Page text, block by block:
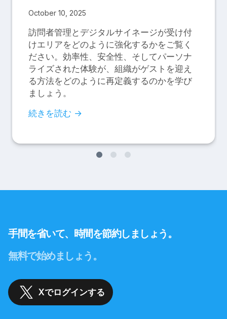
October 10, 2025
訪問者管理とデジタルサイネージが受け付
けエリアをどのように強化するかをご覧く
ださい。効率性、安全性、そしてパーソナ
ライズされた体験が、組織がゲストを迎え
る方法をどのように再定義するのかを学び
ましょう。
続きを読む →
手間を省いて、時間を節約しましょう。
無料で始めましょう。
Xでログインする